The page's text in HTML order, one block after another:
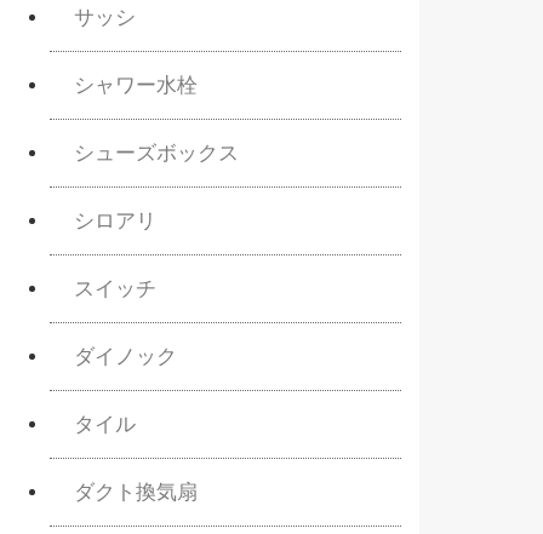
サッシ
シャワー水栓
シューズボックス
シロアリ
スイッチ
ダイノック
タイル
ダクト換気扇